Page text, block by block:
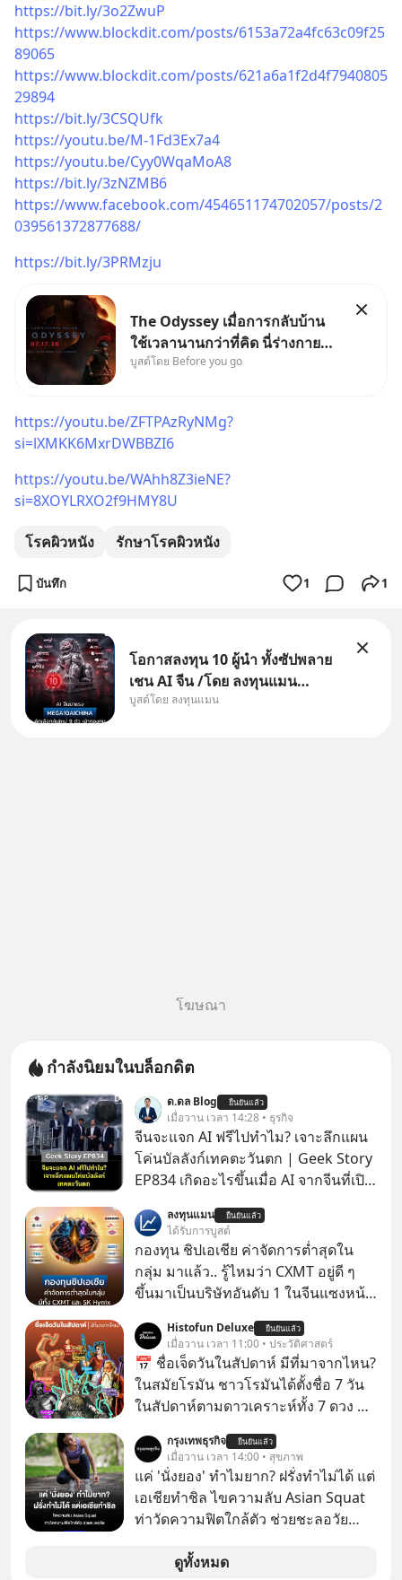
https://bit.ly/3o2ZwuP
https://www.blockdit.com/posts/6153a72a4fc63c09f25
89065
https://www.blockdit.com/posts/621a6a1f2d4f7940805
29894
https://bit.ly/3CSQUfk
https://youtu.be/M-1Fd3Ex7a4
https://youtu.be/Cyy0WqaMoA8
https://bit.ly/3zNZMB6
https://www.facebook.com/454651174702057/posts/2
039561372877688/
https://bit.ly/3PRMzju
The Odyssey เมื่อการกลับบ้าน
ใช้เวลานานกว่าที่คิด นี่ร่างกาย
เราต้องการกลับบ้านจริงหรือ
บูสต์โดย Before you go
https://youtu.be/ZFTPAzRyNMg?
si=lXMKK6MxrDWBBZI6
https://youtu.be/WAhh8Z3ieNE?
si=8XOYLRXO2f9HMY8U
โรคผิวหนัง รักษาโรคผิวหนัง
บันทึก 1 1
โอกาสลงทุน 10 ผู้นำ ทั้งซัปพลาย
เชน AI จีน /โดย ลงทุนแมน
✅ลงทุนตรง คัด 10 ผู้นำเน้น ๆ ใน
บูสต์โดย ลงทุนแมน
โฆษณา
กำลังนิยมในบล็อกดิต
ด.ดล Blog ยืนยันแล้ว
เมื่อวาน เวลา 14:28 • ธุรกิจ
จีนจะแจก AI ฟรีไปทำไม? เจาะลึกแผน
โค่นบัลลังก์เทคตะวันตก | Geek Story
EP834 เกิดอะไรขึ้นเมื่อ AI จากจีนที่เปิด
AI ระดับท็อปของอเมริกาที่ใช้เงินลงทุน
สร้างกว่าร้อยล้านดอลลาร์
ปรากฏการณ์นี้ทำเอาซีอีโอผู้ทรง
อิทธิพลอย่าง Jensen Huang แห่ง
คืออนาคต แต่ในขณะเดียวกัน บริษัท
ยักษ์ใหญ่อย่าง OpenAI และ
Anthropic กลับนั่งไม่ติด ถึงขั้นรีบส่ง
สัญญาณเตือนรัฐบาลอเมริกาว่าสิ่งนี้คือ
ภัยความมั่นคงระดับชาติ ทำไมจีนถึง
ยอมหงายการ์ดแจกเทคโนโลยีระดับ
โลกให้ทุกคนดาวน์โหลดไปใช้แบบฟรีๆ
และเบื้องหลังข้ออ้างเรื่องความ
ปลอดภัย แท้จริงแล้วบริษัทยักษ์ใหญ่
ของอเมริกากำลังกลัวอะไรกันแน่ เลือก
ติดตาม PodCast ช่อง Geek Forever’s
ลงทุนแมน ยืนยันแล้ว
ได้รับการบูสต์
กองทุน ชิปเอเชีย ค่าจัดการต่ำสุดใน
กลุ่ม มาแล้ว.. รู้ไหมว่า CXMT อยู่ดี ๆ
ขึ้นมาเป็นบริษัทอันดับ 1 ในจีนแซงหน้า
บริษัทอันดับ 1 ในไต้หวันมานานแล้ว
Histofun Deluxe ยืนยันแล้ว
เมื่อวาน เวลา 11:00 • ประวัติศาสตร์
📅 ชื่อเจ็ดวันในสัปดาห์ มีที่มาจากไหน?
ในสมัยโรมัน ชาวโรมันได้ตั้งชื่อ 7 วัน
ในสัปดาห์ตามดาวเคราะห์ทั้ง 7 ดวง ที่
กรุงเทพธุรกิจ ยืนยันแล้ว
เมื่อวาน เวลา 14:00 • สุขภาพ
แค่ 'นั่งยอง' ทำไมยาก? ฝรั่งทำไม่ได้ แต่
เอเชียทำชิล ไขความลับ Asian Squat
ท่าวัดความฟิตใกล้ตัว ช่วยชะลอวัย
ต่างชาติที่พยายามทำ “Asian Squat”
ดูทั้งหมด